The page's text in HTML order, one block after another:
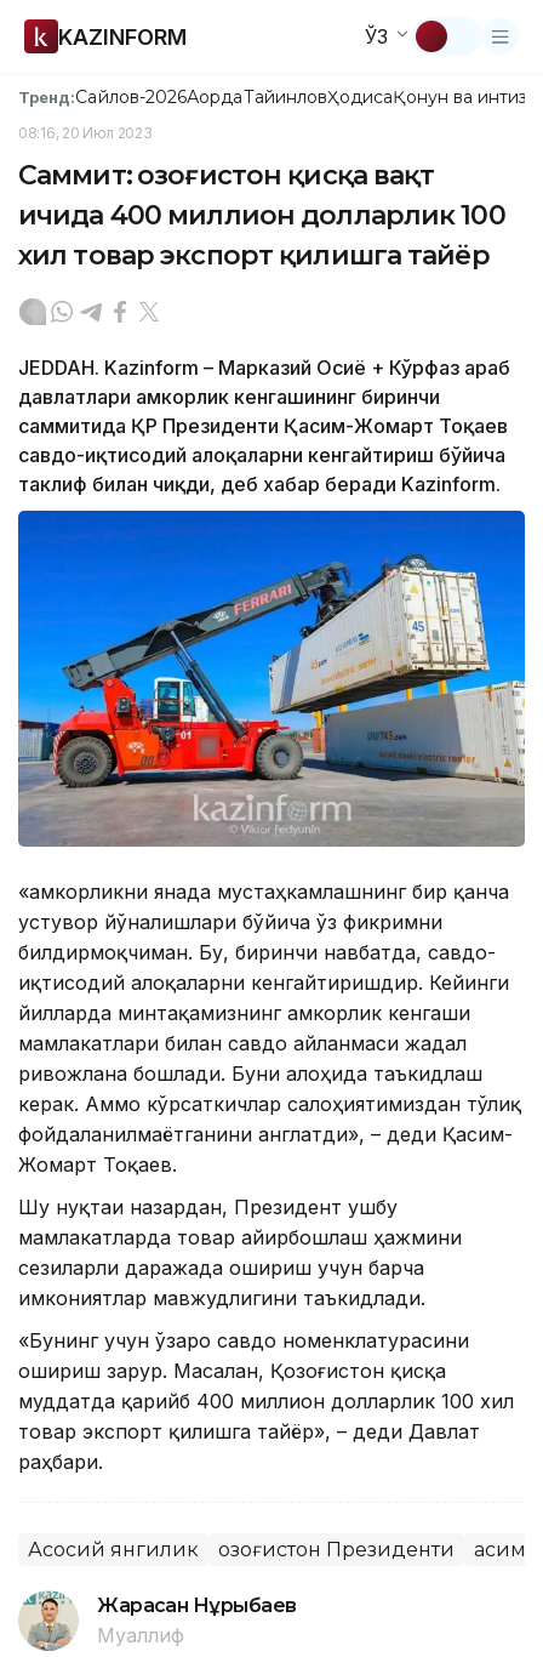
KAZINFORM ЎЗ
Тренд:Сайлов-2026АқордаТайинловҲодисаҚонун ва
08:16, 20 Июл 2023
Саммит: Қозоғистон қисқа вақт
ичида 400 миллион долларлик 100
хил товар экспорт қилишга тайёр
JEDDAH. Kazinform – Марказий Осиё + Кўрфаз араб
давлатлари ҳамкорлик кенгашининг биринчи
саммитида ҚР Президенти Қасим-Жомарт Тоқаев
савдо-иқтисодий алоқаларни кенгайтириш бўйича
таклиф билан чиқди, деб хабар беради Kazinform.
«Ҳамкорликни янада мустаҳкамлашнинг бир қанча
устувор йўналишлари бўйича ўз фикримни
билдирмоқчиман. Бу, биринчи навбатда, савдо-
иқтисодий алоқаларни кенгайтиришдир. Кейинги
йилларда минтақамизнинг Ҳамкорлик кенгаши
мамлакатлари билан савдо айланмаси жадал
ривожлана бошлади. Буни алоҳида таъкидлаш
керак. Аммо кўрсаткичлар салоҳиятимиздан тўлиқ
фойдаланилмаётганини англатди», – деди Қасим-
Жомарт Тоқаев.
Шу нуқтаи назардан, Президент ушбу
мамлакатларда товар айирбошлаш ҳажмини
сезиларли даражада ошириш учун барча
имкониятлар мавжудлигини таъкидлади.
«Бунинг учун ўзаро савдо номенклатурасини
ошириш зарур. Масалан, Қозоғистон қисқа
муддатда қарийб 400 миллион долларлик 100 хил
товар экспорт қилишга тайёр», – деди Давлат
раҳбари.
Асосий янгилик Қозоғистон Президенти
Жарасқан Нұрыбаев
Муаллиф